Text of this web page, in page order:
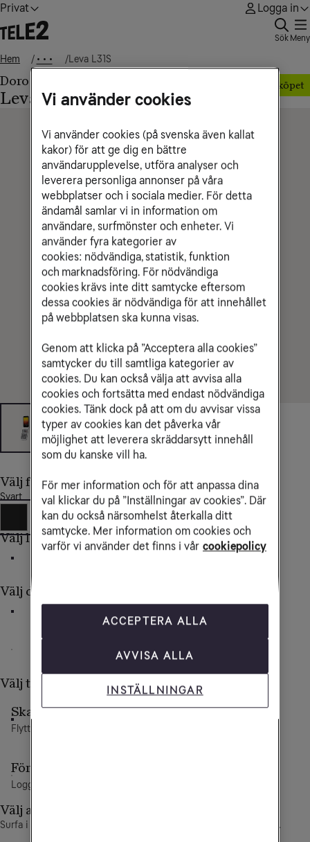
Privat Logga in
Sök Meny
Hem • • • Leva L31S
Doro
Leva L31S
Mobilen på köpet
Välj färg
Svart
Välj lagringsutrymme
Välj delbetalning av mobilen
Välj typ av abonnemang
Skaffa ett nytt abonnemang
Flytta nummer eller välj ett nytt
Förnya ditt Tele2-abonnemang
Logga in för att fortsätta
Välj abonnemang
Surfa i Sveriges snabbaste 5G-nät. Täcker 99,9% av befolkningen.
Vi använder cookies
Vi använder cookies (på svenska även kallat
kakor) för att ge dig en bättre
användarupplevelse, utföra analyser och
leverera personliga annonser på våra
webbplatser och i sociala medier. För detta
ändamål samlar vi in information om
användare, surfmönster och enheter. Vi
använder fyra kategorier av
cookies: nödvändiga, statistik, funktion
och marknadsföring. För nödvändiga
cookies krävs inte ditt samtycke eftersom
dessa cookies är nödvändiga för att innehållet
på webbplatsen ska kunna visas.
Genom att klicka på ”Acceptera alla cookies”
samtycker du till samtliga kategorier av
cookies. Du kan också välja att avvisa alla
cookies och fortsätta med endast nödvändiga
cookies. Tänk dock på att om du avvisar vissa
typer av cookies kan det påverka vår
möjlighet att leverera skräddarsytt innehåll
som du kanske vill ha.
För mer information och för att anpassa dina
val klickar du på ”Inställningar av cookies”. Där
kan du också närsomhelst återkalla ditt
samtycke. Mer information om cookies och
varför vi använder det finns i vår cookiepolicy
ACCEPTERA ALLA
AVVISA ALLA
INSTÄLLNINGAR